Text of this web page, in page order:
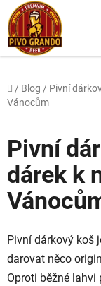
Přejít
na
obsah
Domů
/ Blog / Pivní
Vánocům
Pivní
dárek k
Pivní dárkový koš
darovat něco
Oproti běžné